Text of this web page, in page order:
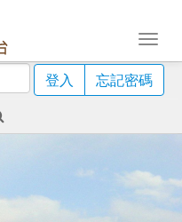
登入
忘記密碼